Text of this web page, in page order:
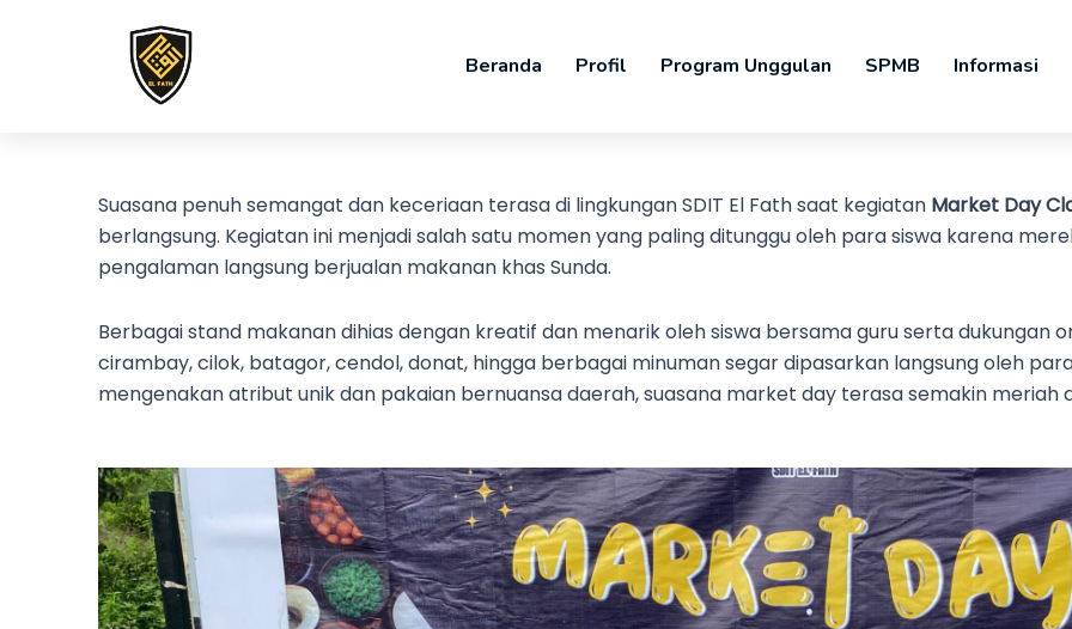
Beranda Profil Program Unggulan SPMB Informasi
Suasana penuh semangat dan keceriaan terasa di lingkungan SDIT El Fath saat kegiatan Market Day
berlangsung. Kegiatan ini menjadi salah satu momen yang paling ditunggu oleh para siswa karena
pengalaman langsung berjualan makanan khas Sunda.
Berbagai stand makanan dihias dengan kreatif dan menarik oleh siswa bersama guru serta dukungan
cirambay, cilok, batagor, cendol, donat, hingga berbagai minuman segar dipasarkan langsung oleh
mengenakan atribut unik dan pakaian bernuansa daerah, suasana market day terasa semakin meriah